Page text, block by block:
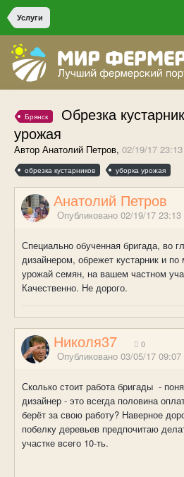
Услуги
Брянск
Обрезка
урожая
Автор Анатолий Петров, 02/19/17 23:13
обрезка кустарников уборка урожая
Анатолий Петров
Опубликовано 02/19/17 23:13
Специально обученная бригада, во
дизайнером, обрежет кустарник и
урожай семян, на вашем частном
Качественно. Не дорого.
Николя37 0
Опубликовано 03/05/17 09:07
Сколько стоит работа бригады -
дизайнер - это всегда половина
берёт за свою работу? Наверное
побелку деревьев предпочитаю
участке всего 10-ть.